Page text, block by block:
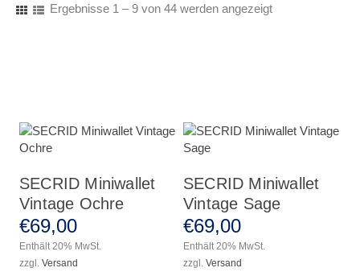
Ergebnisse 1 – 9 von 44 werden angezeigt
SECRID Miniwallet
Vintage Ochre
€69,00
Enthält 20% MwSt.
zzgl.Versand
SECRID Miniwallet
Vintage Sage
€69,00
Enthält 20% MwSt.
zzgl.Versand